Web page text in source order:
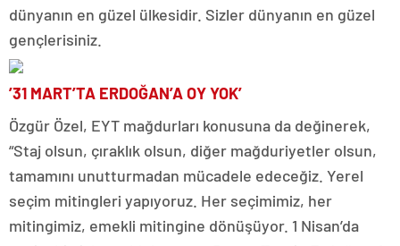
dünyanın en güzel ülkesidir. Sizler dünyanın en güzel
gençlerisiniz.
’31 MART’TA ERDOĞAN’A OY YOK’
Özgür Özel, EYT mağdurları konusuna da değinerek,
“Staj olsun, çıraklık olsun, diğer mağduriyetler olsun,
tamamını unutturmadan mücadele edeceğiz. Yerel
seçim mitingleri yapıyoruz. Her seçimimiz, her
mitingimiz, emekli mitingine dönüşüyor. 1 Nisan’da